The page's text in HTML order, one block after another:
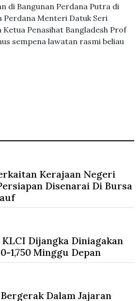
di Bangunan Perdana Putra di
Perdana Menteri Datuk Seri
Penasihat Bangladesh Prof
sempena lawatan rasmi beliau
Kerajaan Negeri
Disenarai Di Bursa
Dijangka Diniagakan
1,750 Minggu Depan
Dalam Jajaran